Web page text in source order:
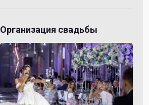
Организация свадьбы